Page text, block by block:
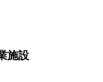
施設